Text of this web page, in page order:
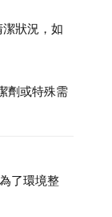
狀況，如
劑或特殊需
了環境整